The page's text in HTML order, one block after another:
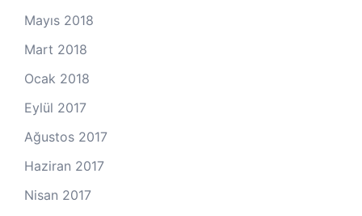
Mayıs 2018
Mart 2018
Ocak 2018
Eylül 2017
Ağustos 2017
Haziran 2017
Nisan 2017